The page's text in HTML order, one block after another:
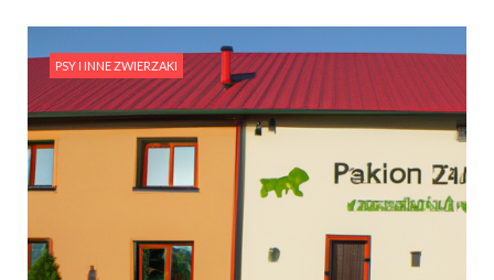
PSY I INNE ZWIERZAKI